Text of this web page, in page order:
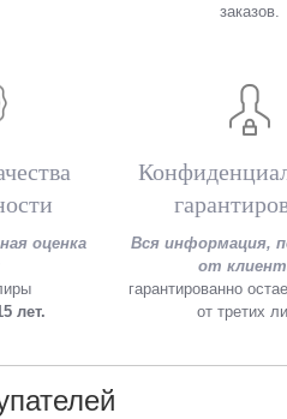
заказов.
оценка
лет.
Вся информация,
от
гарантированно
от третих